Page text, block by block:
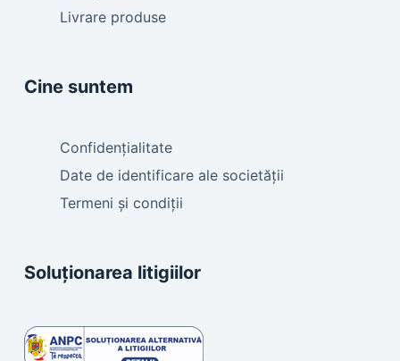
Livrare produse
Cine suntem
Confidențialitate
Date de identificare ale societății
Termeni și condiții
Soluționarea litigiilor